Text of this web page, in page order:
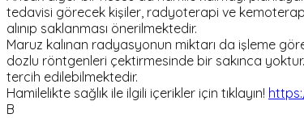
tedavisi görecek kişiler, radyoterapi ve
alınıp saklanması önerilmektedir.
Maruz kalınan radyasyonun miktarı da işleme
dozlu röntgenleri çektirmesinde bir sakınca
tercih edilebilmektedir.
Hamilelikte sağlık ile ilgili içerikler için tıklayın!
B